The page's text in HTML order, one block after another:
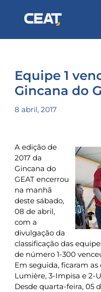
Equipe 1
Gincana do
8 abril, 2017
A edição de
2017 da
Gincana do
GEAT encerrou
na manhã
deste sábado,
08 de abril,
com a
divulgação da
classificação das
de número 1-300
Em seguida, ficaram
Lumière, 3-Impisa e 2-
Desde quarta-feira, 05